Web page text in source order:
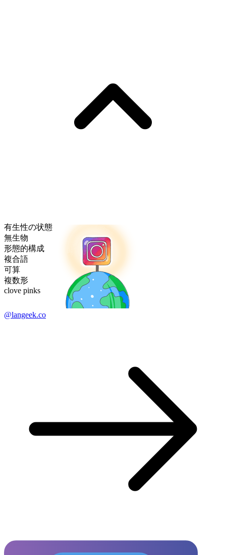
有生性の状態
無生物
形態的構成
複合語
可算
複数形
clove pinks
@langeek.co